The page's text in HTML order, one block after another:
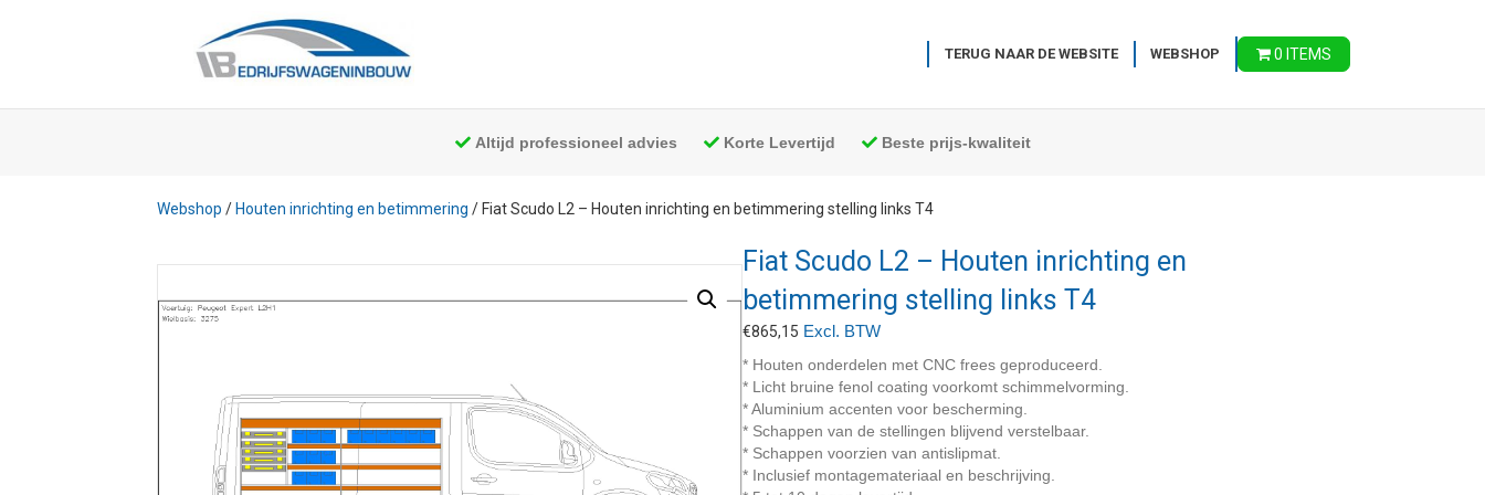
TERUG NAAR DE WEBSITE WEBSHOP 0 ITEMS
Altijd professioneel advies Korte Levertijd Beste prijs-kwaliteit
Webshop / Houten inrichting en betimmering / Fiat Scudo L2 – Houten inrichting en betimmering stelling links T4
Fiat Scudo L2 – Houten inrichting en
betimmering stelling links T4
€865,15 Excl. BTW
* Houten onderdelen met CNC frees geproduceerd.
* Licht bruine fenol coating voorkomt schimmelvorming.
* Aluminium accenten voor bescherming.
* Schappen van de stellingen blijvend verstelbaar.
* Schappen voorzien van antislipmat.
* Inclusief montagemateriaal en beschrijving.